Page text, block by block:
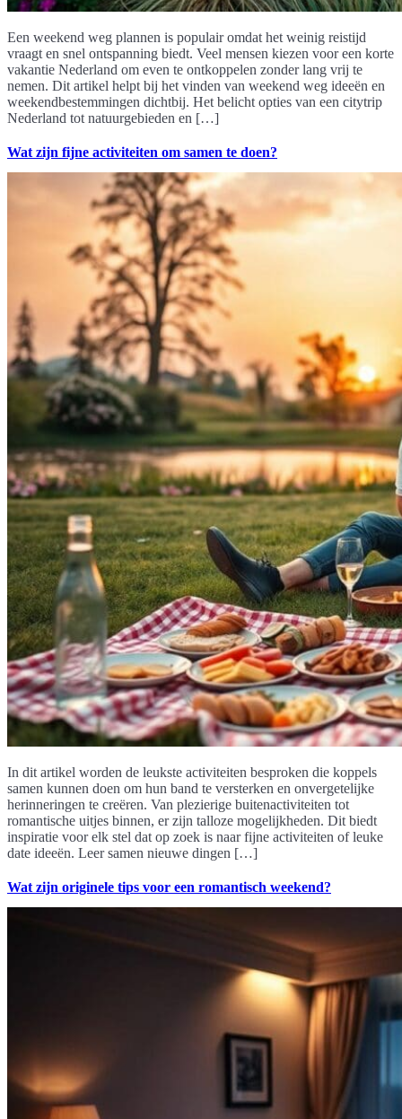
Een weekend weg plannen is populair omdat het weinig reistijd
vraagt en snel ontspanning biedt. Veel mensen kiezen voor een korte
vakantie Nederland om even te ontkoppelen zonder lang vrij te
nemen. Dit artikel helpt bij het vinden van weekend weg ideeën en
weekendbestemmingen dichtbij. Het belicht opties van een citytrip
Nederland tot natuurgebieden en […]
Wat zijn fijne activiteiten om samen te doen?
In dit artikel worden de leukste activiteiten besproken die koppels
samen kunnen doen om hun band te versterken en onvergetelijke
herinneringen te creëren. Van plezierige buitenactiviteiten tot
romantische uitjes binnen, er zijn talloze mogelijkheden. Dit biedt
inspiratie voor elk stel dat op zoek is naar fijne activiteiten of leuke
date ideeën. Leer samen nieuwe dingen […]
Wat zijn originele tips voor een romantisch weekend?